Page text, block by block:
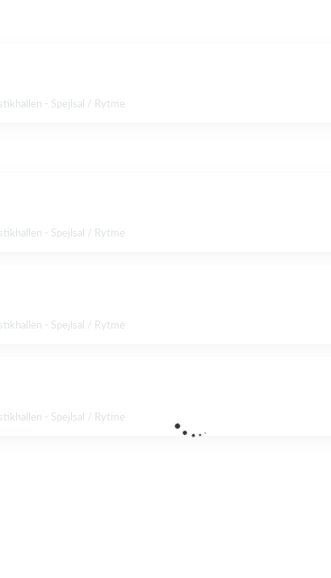
- Spejlsal / Rytme
- Spejlsal / Rytme
- Spejlsal / Rytme
- Spejlsal / Rytme